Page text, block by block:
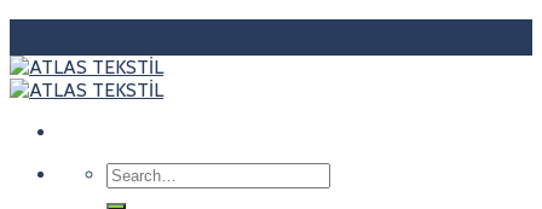
to
content
Search
for: